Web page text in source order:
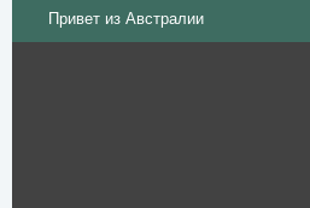
Привет из Австралии